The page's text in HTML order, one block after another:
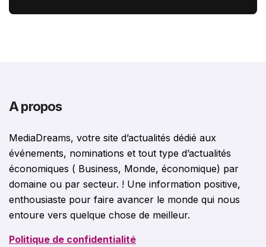
A propos
MediaDreams, votre site d’actualités dédié aux
événements, nominations et tout type d’actualités
économiques ( Business, Monde, économique) par
domaine ou par secteur. ! Une information positive,
enthousiaste pour faire avancer le monde qui nous
entoure vers quelque chose de meilleur.
Politique de confidentialité